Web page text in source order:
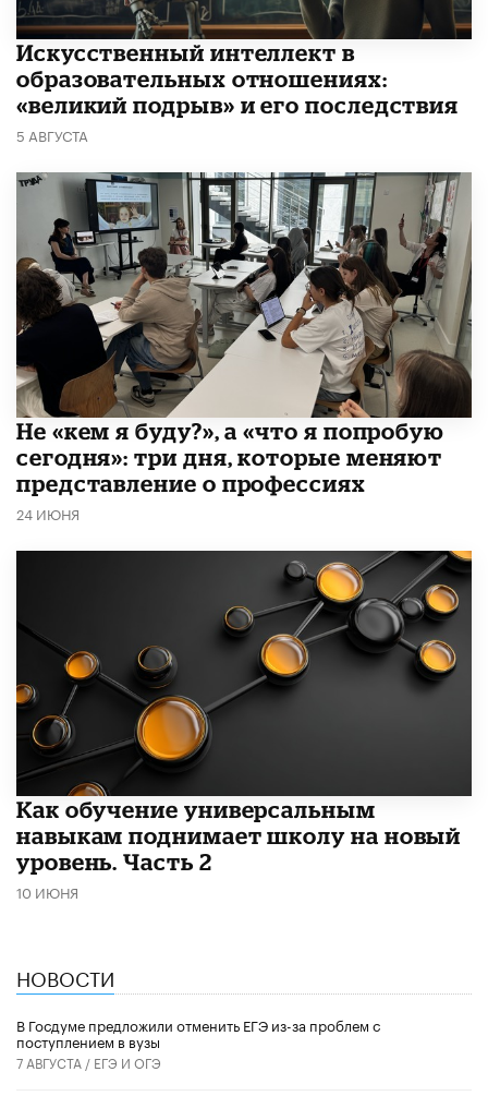
​Искусственный интеллект в
образовательных отношениях:
«великий подрыв» и его последствия
5 АВГУСТА
Не «кем я буду?», а «что я попробую
сегодня»: три дня, которые меняют
представление о профессиях
24 ИЮНЯ
​Как обучение универсальным
навыкам поднимает школу на новый
уровень. Часть 2
10 ИЮНЯ
НОВОСТИ
В Госдуме предложили отменить ЕГЭ из-за проблем с
поступлением в вузы
7 АВГУСТА / ЕГЭ И ОГЭ